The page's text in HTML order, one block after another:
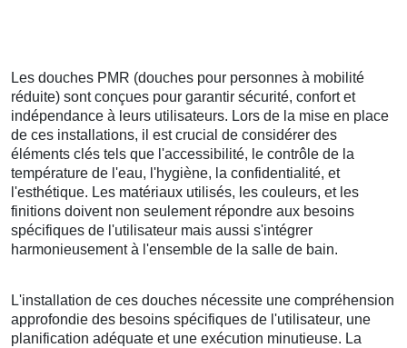
Les douches PMR (douches pour personnes à mobilité
réduite) sont conçues pour garantir sécurité, confort et
indépendance à leurs utilisateurs. Lors de la mise en place
de ces installations, il est crucial de considérer des
éléments clés tels que l'accessibilité, le contrôle de la
température de l'eau, l'hygiène, la confidentialité, et
l'esthétique. Les matériaux utilisés, les couleurs, et les
finitions doivent non seulement répondre aux besoins
spécifiques de l'utilisateur mais aussi s'intégrer
harmonieusement à l'ensemble de la salle de bain.
L'installation de ces douches nécessite une compréhension
approfondie des besoins spécifiques de l'utilisateur, une
planification adéquate et une exécution minutieuse. La